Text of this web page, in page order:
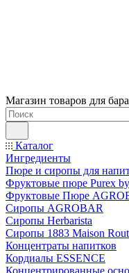
Магазин товаров для
Каталог
Ингредиенты
Пюре и сиропы для
Фруктовые пюре Purex
Фруктовые Пюре
Сиропы AGROBAR
Сиропы Herbarista
Сиропы 1883 Maison
Концентраты напитков
Кордиалы ESSENCE
Концентрированные